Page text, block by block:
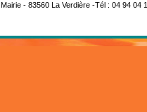
Mairie - 83560 La Verdière -Tél : 04 94 04